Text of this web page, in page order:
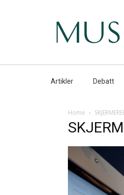
Artikler Debatt
Home